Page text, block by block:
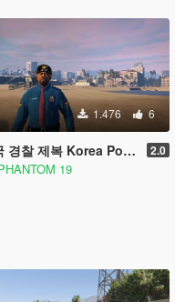
1.476 6
찰 제복 Korea Police Uniform 2.0
19